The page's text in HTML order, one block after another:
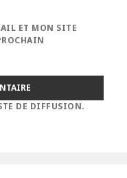
ET MON SITE
DE DIFFUSION.